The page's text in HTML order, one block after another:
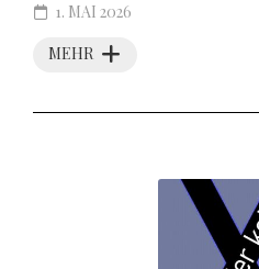
MEHR
1. MAI 2026